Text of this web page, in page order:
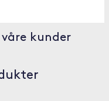
kunder